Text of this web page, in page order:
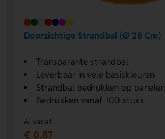
Doorzichtige Strandbal (Ø 28 Cm)
Transparante strandbal
Leverbaar in vele basiskleuren
Strandbal bedrukken op panelen
Bedrukken vanaf 100 stuks
Al vanaf
€ 0,87